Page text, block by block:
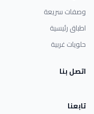
وصفات سريعة
اطباق رئيسية
حلويات غربية
اتصل بنا
تابعنا